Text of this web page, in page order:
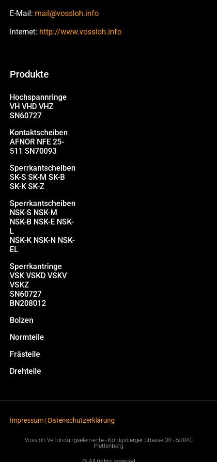
E-Mail: mail@vossloh.info
Internet: http://www.vossloh.info
Produkte
Hochspannringe
VH VHD VHZ
SN60727
Kontaktscheiben
AFNOR NFE 25-
511 SN70093
Sperrkantscheiben
SK-S SK-M SK-B
SK-K SK-Z
Sperrkantscheiben
NSK-S NSK-M
NSK-B NSK-E NSK-
L
NSK-K NSK-N NSK-
EL
Sperrkantringe
VSK VSKD VSKV
VSKZ
SN60727
BN208012
Bolzen
Normteile
Frästeile
Drehteile
Impressum | Datenschutzerklärung
Vossloh Verbindungselemente - Königsberger Strasse 30 - 58840
Plettenberg